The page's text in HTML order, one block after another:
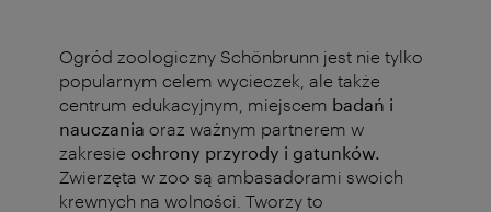
Ogród zoologiczny Schönbrunn jest nie tylko
popularnym celem wycieczek, ale także
centrum edukacyjnym, miejscem badań i
nauczania oraz ważnym partnerem w
zakresie ochrony przyrody i gatunków.
Zwierzęta w zoo są ambasadorami swoich
krewnych na wolności. Tworzy to